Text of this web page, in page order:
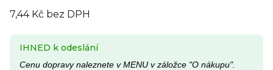
7,44 Kč bez DPH
IHNED k odeslání
Cenu dopravy naleznete v MENU v záložce "O nákupu".